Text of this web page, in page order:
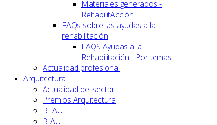
Materiales generados -
RehabilitAcción
FAQs sobre las ayudas a la
rehabilitación
FAQS Ayudas a la
Rehabilitación - Por temas
Actualidad profesional
Arquitectura
Actualidad del sector
Premios Arquitectura
BEAU
BIAU